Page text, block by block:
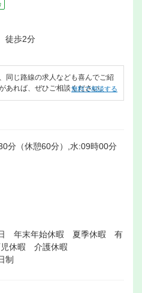
徒歩2分
同じ路線の求人なども喜んでご紹
あれば、ぜひご相談ください。
無料で相談する
分（休憩60分）,水:09時00分
年末年始休暇 夏季休暇 有
休暇 介護休暇
制